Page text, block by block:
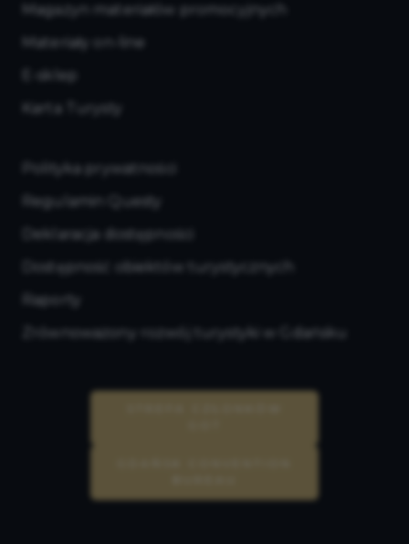
Magazyn materiałów promocyjnych
Materiały on-line
E-sklep
Karta Turysty
Polityka prywatności
Regulamin Questy
Deklaracja dostępności
Dostępność obiektów turystycznych
Raporty
Zrównoważony rozwój turystyki w Gdańsku